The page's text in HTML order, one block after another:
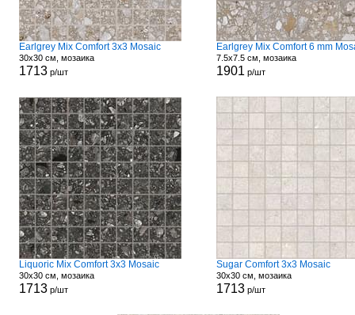
Earlgrey Mix Comfort 3x3 Mosaic
30x30 см, мозаика
1713р/шт
Earlgrey Mix Comfort 6 mm
7.5x7.5 см, мозаика
1901 р/шт
Liquoric Mix Comfort 3x3 Mosaic
30x30 см, мозаика
1713р/шт
Sugar Comfort 3x3 Mosaic
30x30 см, мозаика
1713р/шт